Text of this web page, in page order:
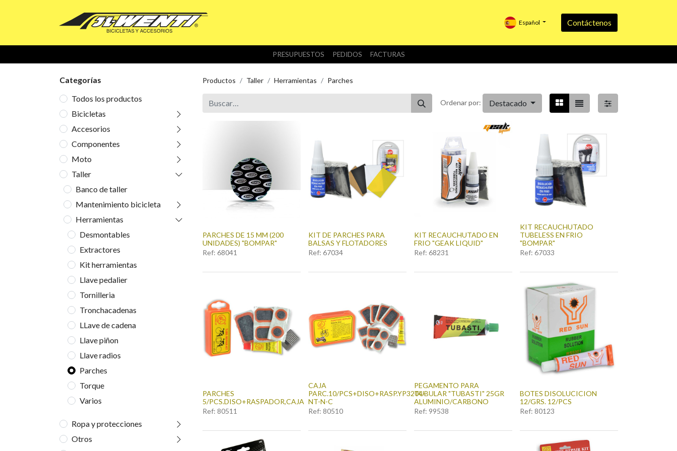
Español Contáctenos
PRESUPUESTOS PEDIDOS FACTURAS
Categorías
Todos los productos
Bicicletas
Accesorios
Componentes
Moto
Taller
Banco de taller
Mantenimiento bicicleta
Herramientas
Desmontables
Extractores
Kit herramientas
Llave pedalier
Tornilleria
Tronchacadenas
LLave de cadena
Llave piñon
Llave radios
Parches
Torque
Varios
Ropa y protecciones
Otros
Productos Taller Herramientas Parches
Ordenar por: Destacado
PARCHES DE 15 MM (200
UNIDADES) "BOMPAR"
Ref: 68041
KIT DE PARCHES PARA
BALSAS Y FLOTADORES
Ref: 67034
KIT RECAUCHUTADO EN
FRIO "GEAK LIQUID"
Ref: 68231
KIT RECAUCHUTADO
TUBELESS EN FRIO
"BOMPAR"
Ref: 67033
PARCHES
5/PCS.DISO+RASPADOR,CAJA
Ref: 80511
CAJA
PARC.10/PCS+DISO+RASP.YP3204-
NT-N-C
Ref: 80510
PEGAMENTO PARA
TUBULAR "TUBASTI" 25GR
ALUMINIO/CARBONO
Ref: 99538
BOTES DISOLUCICION
12/GRS. 12/PCS
Ref: 80123